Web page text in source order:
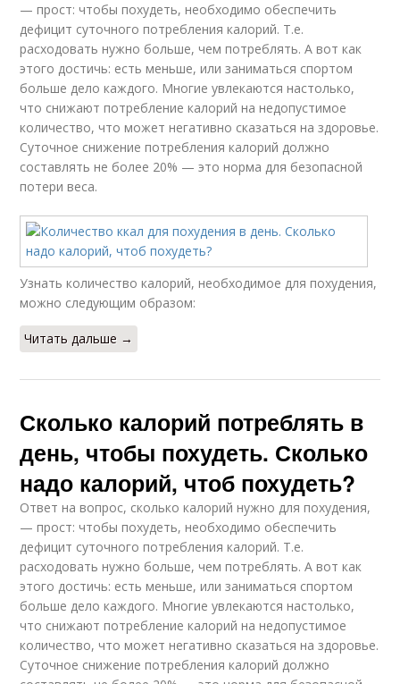
— прост: чтобы похудеть, необходимо обеспечить
дефицит суточного потребления калорий. Т.е.
расходовать нужно больше, чем потреблять. А вот как
этого достичь: есть меньше, или заниматься спортом
больше дело каждого. Многие увлекаются настолько,
что снижают потребление калорий на недопустимое
количество, что может негативно сказаться на здоровье.
Суточное снижение потребления калорий должно
составлять не более 20% — это норма для безопасной
потери веса.
Узнать количество калорий, необходимое для похудения,
можно следующим образом:
Читать дальше →
Сколько калорий потреблять в
день, чтобы похудеть. Сколько
надо калорий, чтоб похудеть?
Ответ на вопрос, сколько калорий нужно для похудения,
— прост: чтобы похудеть, необходимо обеспечить
дефицит суточного потребления калорий. Т.е.
расходовать нужно больше, чем потреблять. А вот как
этого достичь: есть меньше, или заниматься спортом
больше дело каждого. Многие увлекаются настолько,
что снижают потребление калорий на недопустимое
количество, что может негативно сказаться на здоровье.
Суточное снижение потребления калорий должно